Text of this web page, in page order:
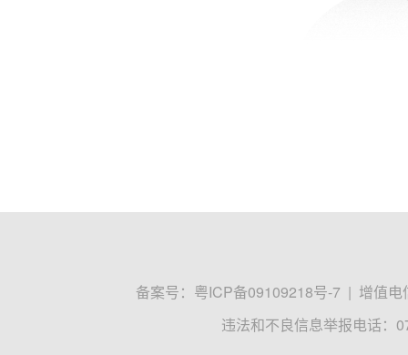
备案号： 粤ICP备09109218号-7 | 增值电
违法和不良信息举报电话：